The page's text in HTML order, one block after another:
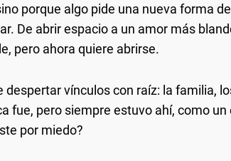
porque algo pide una nueva forma
De abrir espacio a un amor más
pero ahora quiere abrirse.
despertar vínculos con raíz: la familia,
fue, pero siempre estuvo ahí, como un
por miedo?